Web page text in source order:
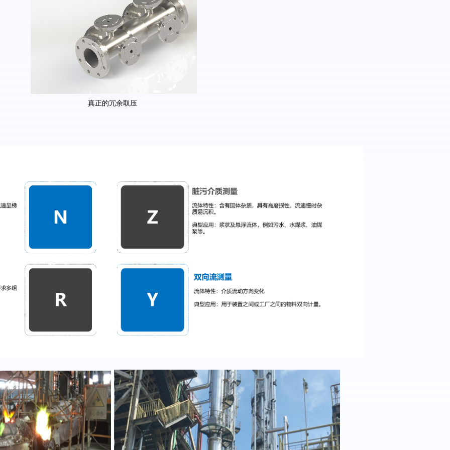
真正的冗余取压